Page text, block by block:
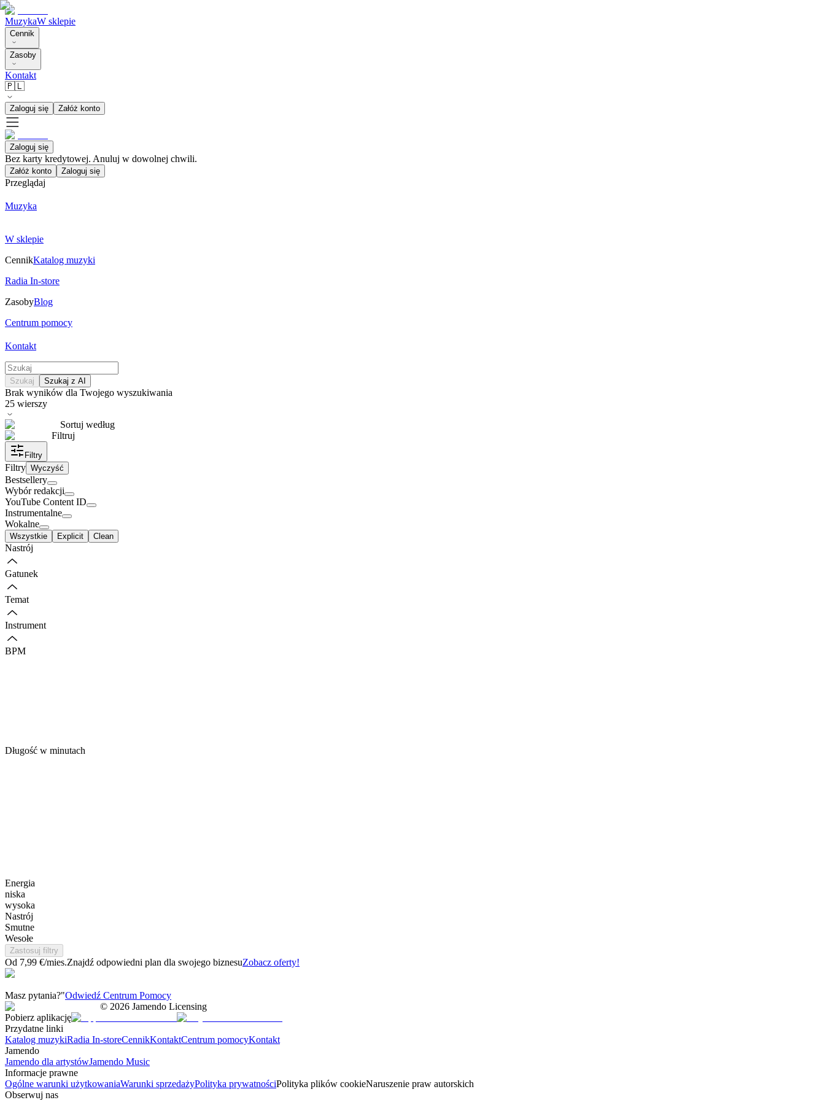
MuzykaW sklepie
Cennik
Zasoby
Kontakt
🇵🇱
Zaloguj się Załóż konto
Zaloguj się
Bez karty kredytowej. Anuluj w dowolnej chwili.
Załóż konto Zaloguj się
Przeglądaj
Muzyka
W sklepie
CennikKatalog muzyki
Radia In-store
ZasobyBlog
Centrum pomocy
Kontakt
Szukaj Szukaj z AI
Brak wyników dla Twojego wyszukiwania
25 wierszy
Sortuj według
Filtruj
Filtry
Filtry Wyczyść
Bestsellery
Wybór redakcji
YouTube Content ID
Instrumentalne
Wokalne
Wszystkie Explicit Clean
Nastrój
Gatunek
Temat
Instrument
BPM
Długość w minutach
Energia
niska
wysoka
Nastrój
Smutne
Wesołe
Zastosuj filtry
Od 7,99 €/mies.Znajdź odpowiedni plan dla swojego biznesuZobacz oferty!
Masz pytania?"Odwiedź Centrum Pomocy
© 2026 Jamendo Licensing
Pobierz aplikację
Przydatne linki
Katalog muzykiRadia In-storeCennikKontaktCentrum pomocyKontakt
Jamendo
Jamendo dla artystówJamendo Music
Informacje prawne
Ogólne warunki użytkowaniaWarunki sprzedażyPolityka prywatnościPolityka plików cookieNaruszenie praw autorskich
Obserwuj nas